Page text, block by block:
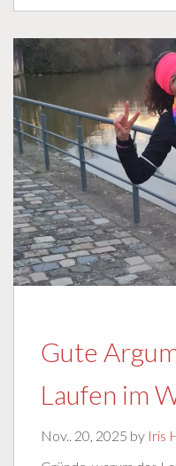
Gute
Laufen im
Nov.. 20, 2025 by Iris